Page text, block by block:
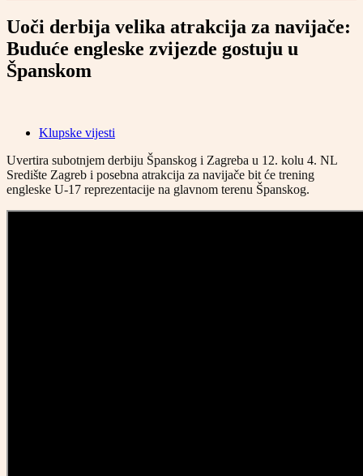
Uoči derbija velika atrakcija za navijače:
Buduće engleske zvijezde gostuju u
Španskom
Klupske vijesti
Uvertira subotnjem derbiju Španskog i Zagreba u 12. kolu 4. NL
Središte Zagreb i posebna atrakcija za navijače bit će trening
engleske U-17 reprezentacije na glavnom terenu Španskog.